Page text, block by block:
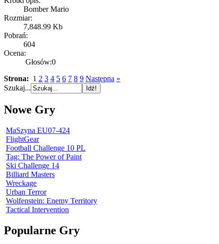
Bomber Mario
Rozmiar:
7,848.99 Kb
Pobrań:
604
Ocena:
Głosów:0
Strona: 1 2 3 4 5 6 7 8 9 Następna »
Szukaj...
Nowe Gry
MaSzyna EU07-424
FlightGear
Football Challenge 10 PL
Tag: The Power of Paint
Ski Challenge 14
Billiard Masters
Wreckage
Urban Terror
Wolfenstein: Enemy Territory
Tactical Intervention
Popularne Gry